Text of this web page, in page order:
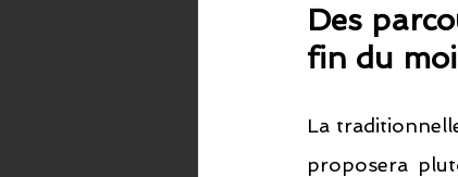
Des
fin du
La
proposera